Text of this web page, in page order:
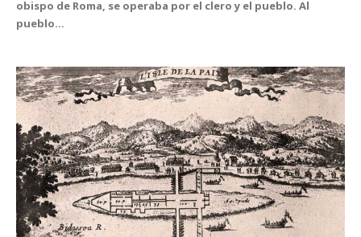
obispo de Roma, se operaba por el clero y el pueblo. Al
pueblo...